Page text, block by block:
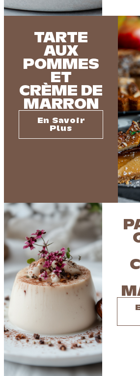
TARTE
AUX
POMMES
ET
CRÈME DE
MARRON
En Savoir
Plus